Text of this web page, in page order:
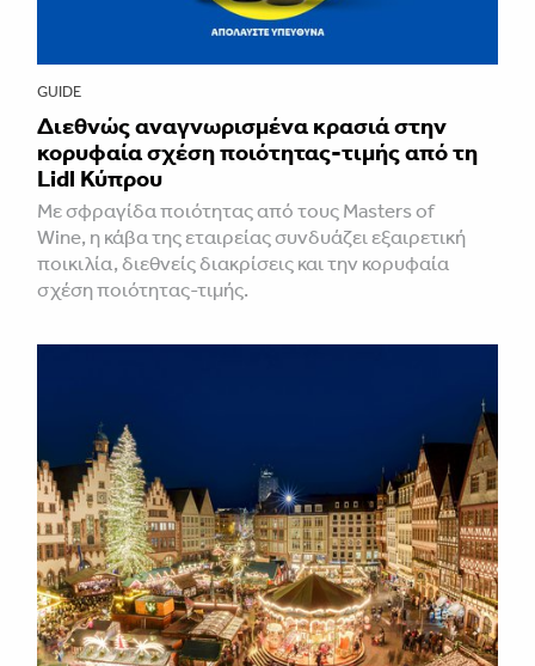
GUIDE
Διεθνώς αναγνωρισμένα κρασιά στην
κορυφαία σχέση ποιότητας-τιμής από τη
Lidl Κύπρου
Με σφραγίδα ποιότητας από τους Masters of
Wine, η κάβα της εταιρείας συνδυάζει εξαιρετική
ποικιλία, διεθνείς διακρίσεις και την κορυφαία
σχέση ποιότητας-τιμής.